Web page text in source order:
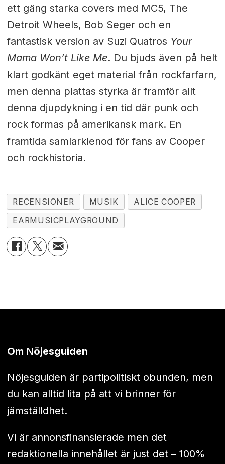
ett gäng starka covers med MC5, The
Detroit Wheels, Bob Seger och en
fantastisk version av Suzi Quatros Your
Mama Won’t Like Me. Du bjuds även på helt
klart godkänt eget material från rockfarfarn,
men denna plattas styrka är framför allt
denna djupdykning i en tid där punk och
rock formas på amerikansk mark. En
framtida samlarklenod för fans av Cooper
och rockhistoria.
RECENSIONER MUSIK
ALICE COOPER
EARMUSICPLAYGROUND
Om Nöjesguiden
Nöjesguiden är partipolitiskt obunden, men
du kan alltid lita på att vi brinner för
jämställdhet.
Vi är annonsfinansierade men det
redaktionella innehållet är just det – 100%